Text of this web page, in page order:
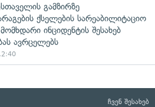
გამზირზე
ქსელების სარეაბილიტაციო
ინციდენტის შესახებ
ავრცელებს
ჩვენ შესახებ